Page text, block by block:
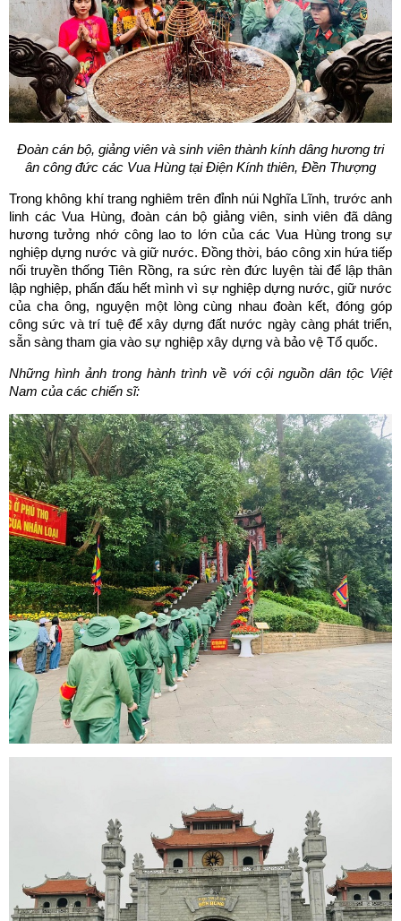
Đoàn cán bộ, giảng viên và sinh viên thành kính dâng hương tri
ân công đức các Vua Hùng tại Điện Kính thiên, Đền Thượng
Trong không khí trang nghiêm trên đỉnh núi Nghĩa Lĩnh, trước anh
linh các Vua Hùng, đoàn cán bộ giảng viên, sinh viên đã dâng
hương tưởng nhớ công lao to lớn của các Vua Hùng trong sự
nghiệp dựng nước và giữ nước. Đồng thời, báo công xin hứa tiếp
nối truyền thống Tiên Rồng, ra sức rèn đức luyện tài để lập thân
lập nghiệp, phấn đấu hết mình vì sự nghiệp dựng nước, giữ nước
của cha ông, nguyện một lòng cùng nhau đoàn kết, đóng góp
công sức và trí tuệ để xây dựng đất nước ngày càng phát triển,
sẵn sàng tham gia vào sự nghiệp xây dựng và bảo vệ Tổ quốc.
Những hình ảnh trong hành trình về với cội nguồn dân tộc Việt
Nam của các chiến sĩ: